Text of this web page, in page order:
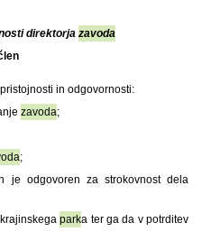
direktorja zavoda
in odgovornosti:
zavoda;
;
je odgovoren za strokovnost dela
parka ter ga da v potrditev